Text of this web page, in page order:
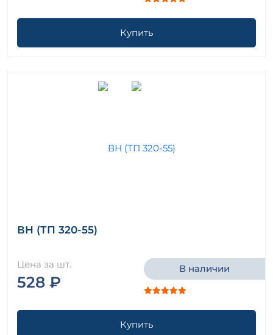
Купить
ВН (ТП 320-55)
Цена за шт.
528 ₽
В наличии
Купить